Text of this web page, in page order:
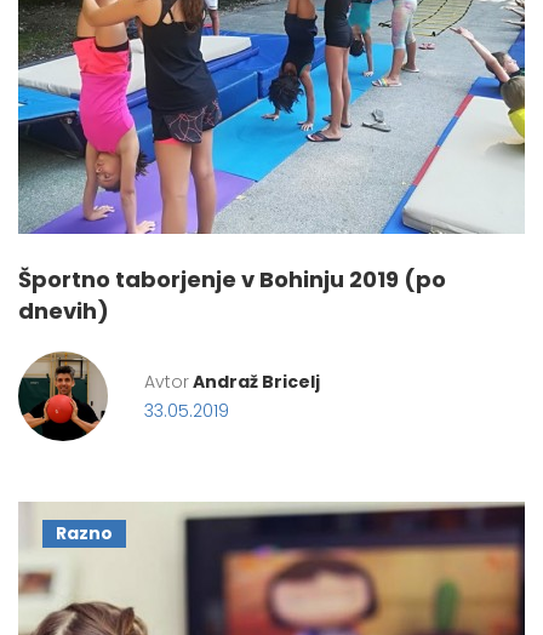
Športno taborjenje v Bohinju 2019 (po
dnevih)
AvtorAndraž Bricelj
33.05.2019
Razno